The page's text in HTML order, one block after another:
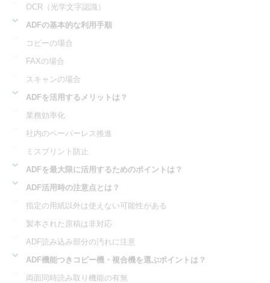
OCR（光学文字認識）
ADFの基本的な利用手順
コピーの場合
FAXの場合
スキャンの場合
ADFを活用するメリットは？
業務効率化
社内のペーパーレス推進
ミスプリント防止
ADFを最大限に活用するためのポイントは？
ADF活用時の注意点とは？
指定の用紙以外は使えない可能性がある
製本された原稿は非対応
ADF読み込み部分の汚れに注意
ADF機能つきコピー機・複合機を選ぶポイントは？
両面同時読み取り機能の有無